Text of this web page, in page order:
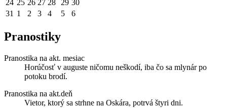
24 25 26 27 28 29 30
31 1 2 3 4 5 6
Pranostiky
Pranostika na akt. mesiac
Horúčosť v auguste ničomu neškodí, iba čo sa mlynár po
potoku brodí.
Pranostika na akt.deň
Vietor, ktorý sa strhne na Oskára, potrvá štyri dni.